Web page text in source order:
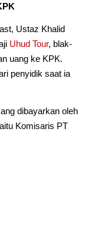
Ustaz Khalid
Uhud Tour, blak-
uang ke KPK.
penyidik saat ia
dibayarkan oleh
Komisaris PT